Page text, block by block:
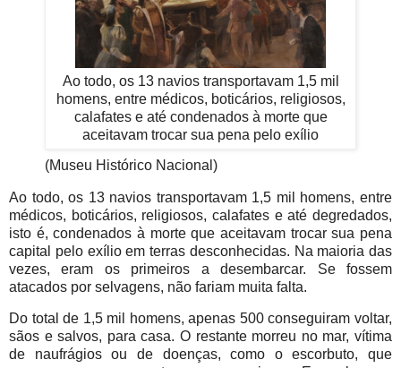
Ao todo, os 13 navios transportavam 1,5 mil
homens, entre médicos, boticários, religiosos,
calafates e até condenados à morte que
aceitavam trocar sua pena pelo exílio
(Museu Histórico Nacional)
Ao todo, os 13 navios transportavam 1,5 mil homens, entre
médicos, boticários, religiosos, calafates e até degredados,
isto é, condenados à morte que aceitavam trocar sua pena
capital pelo exílio em terras desconhecidas. Na maioria das
vezes, eram os primeiros a desembarcar. Se fossem
atacados por selvagens, não fariam muita falta.
Do total de 1,5 mil homens, apenas 500 conseguiram voltar,
sãos e salvos, para casa. O restante morreu no mar, vítima
de naufrágios ou de doenças, como o escorbuto, que